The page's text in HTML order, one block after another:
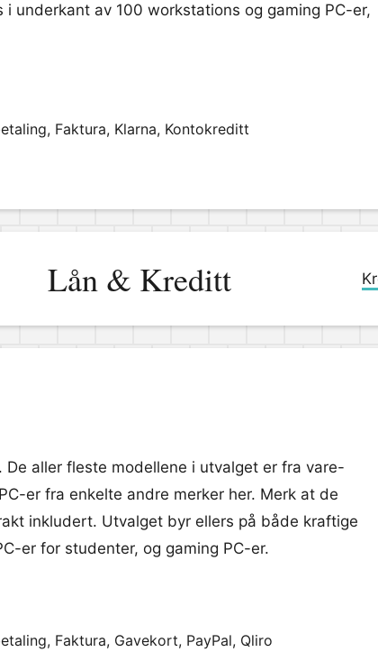
underkant av 100 workstations og gaming PC-er,
Faktura, Klarna, Kontokreditt
Lån & Kreditt
aller fleste modellene i utvalget er fra vare-
er fra enkelte andre merker her. Merk at de
inkludert. Utvalget byr ellers på både kraftige
er for studenter, og gaming PC-er.
Faktura, Gavekort, PayPal, Qliro